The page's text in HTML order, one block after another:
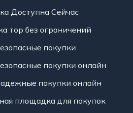
Доступна Сейчас
тор без ограничений
покупки
покупки онлайн
покупки онлайн
площадка для покупок